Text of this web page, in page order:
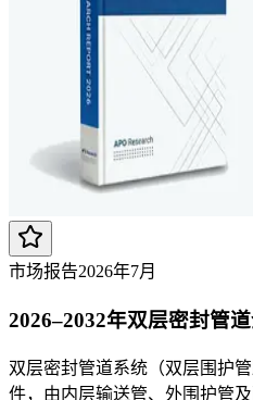
市场报告2026年7月
2026–2032年双层密封管
双层密封管道系统（双层围护
件，由内层输送管、外围护管